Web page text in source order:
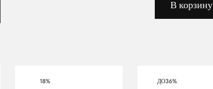
В корзину
18% ДО36%